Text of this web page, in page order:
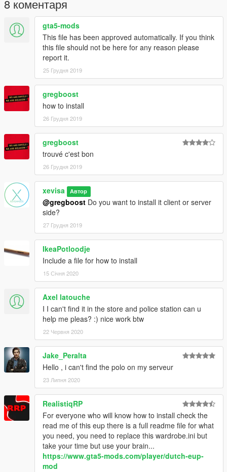
8 коментаря
gta5-mods
This file has been approved automatically. If you think
this file should not be here for any reason please
report it.
25 Грудня 2019
gregboost
how to install
26 Грудня 2019
gregboost
trouvé c'est bon
26 Грудня 2019
xevisa Автор
@gregboost Do you want to install it client or server
side?
27 Грудня 2019
IkeaPotloodje
Include a file for how to install
15 Січня 2020
Axel latouche
I I can't find it in the store and police station can u
help me pleas? :) nice work btw
22 Червня 2020
Jake_Peralta
Hello , i can't find the polo on my serveur
23 Липня 2020
RealistiqRP
For everyone who will know how to install check the
read me of this eup there is a full readme file for what
you need, you need to replace this wardrobe.ini but
take your time but use your brain...
https://www.gta5-mods.com/player/dutch-eup-
mod